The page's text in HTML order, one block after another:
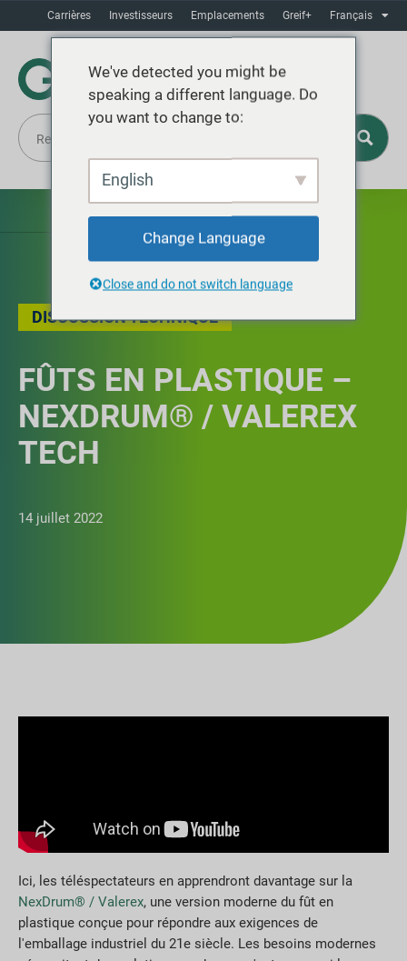
Carrières Investisseurs Emplacements Greif+ Français
DISCUSSION TECHNIQUE
FÛTS EN PLASTIQUE –
NEXDRUM® / VALEREX
TECH
14 juillet 2022
Ici, les téléspectateurs en apprendront davantage sur la
NexDrum® / Valerex, une version moderne du fût en
plastique conçue pour répondre aux exigences de
l'emballage industriel du 21e siècle. Les besoins modernes
We've detected you might be
speaking a different language. Do
you want to change to:
English
Change Language
Close and do not switch language